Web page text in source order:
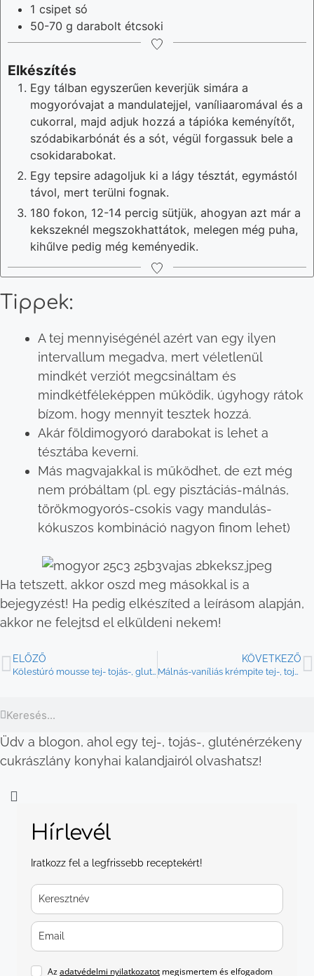
1 csipet só
50-70 g darabolt étcsoki
Elkészítés
Egy tálban egyszerűen keverjük simára a
mogyoróvajat a mandulatejjel, vaníliaaromával és a
cukorral, majd adjuk hozzá a tápióka keményítőt,
szódabikarbónát és a sót, végül forgassuk bele a
csokidarabokat.
Egy tepsire adagoljuk ki a lágy tésztát, egymástól
távol, mert terülni fognak.
180 fokon, 12-14 percig sütjük, ahogyan azt már a
kekszeknél megszokhattátok, melegen még puha,
kihűlve pedig még keményedik.
Tippek:
A tej mennyiségénél azért van egy ilyen
intervallum megadva, mert véletlenül
mindkét verziót megcsináltam és
mindkétféleképpen működik, úgyhogy rátok
bízom, hogy mennyit tesztek hozzá.
Akár földimogyoró darabokat is lehet a
tésztába keverni.
Más magvajakkal is működhet, de ezt még
nem próbáltam (pl. egy pisztáciás-málnás,
törökmogyorós-csokis vagy mandulás-
kókuszos kombináció nagyon finom lehet)
Ha tetszett, akkor oszd meg másokkal is a
bejegyzést! Ha pedig elkészíted a leírásom alapján,
akkor ne felejtsd el elküldeni nekem!
ELŐZŐ
Kölestúró mousse tej- tojás-, gluténmentesen
KÖVETKEZŐ
Málnás-vaníliás krémpite tej-, tojás-, gluténmentesen
Üdv a blogon, ahol egy tej-, tojás-, gluténérzékeny
cukrászlány konyhai kalandjairól olvashatsz!
Hírlevél
Iratkozz fel a legfrissebb receptekért!
Azadatvédelmi nyilatkozatot megismertem és elfogadom